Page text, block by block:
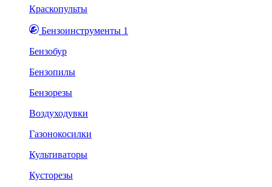
Краскопульты
Бензоинструменты 1
Бензобур
Бензопилы
Бензорезы
Воздуходувки
Газонокосилки
Культиваторы
Кусторезы